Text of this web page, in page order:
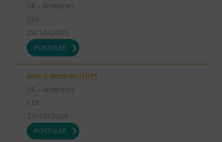
08 - Ardennes
CDI
28/10/2025
POSTULER
Aide à domicile (H/F)
08 - Ardennes
CDI
23/10/2025
POSTULER